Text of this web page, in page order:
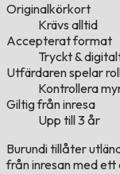
Originalkörkort
Krävs alltid
Accepterat format
Tryckt &
Utfärdaren spelar
Kontrollera
Giltig från inresa
Upp till 3 år
Burundi tillåter
från inresan med